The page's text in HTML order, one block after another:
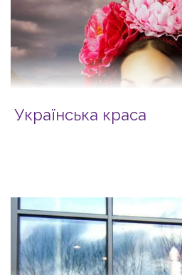
Українська краса